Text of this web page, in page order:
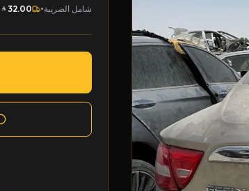
شامل الضريبة•
32.00